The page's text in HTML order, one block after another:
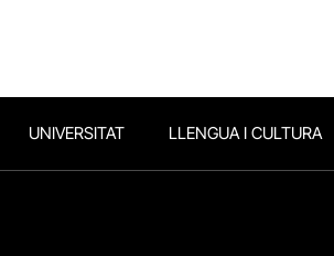
UNIVERSITAT LLENGUA I CULTURA